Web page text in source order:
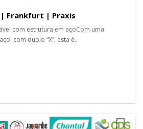
Frankfurt | Praxis
com estrutura em açoCom uma
com duplo “X”, esta é..